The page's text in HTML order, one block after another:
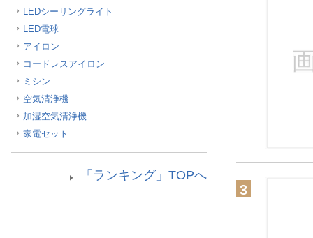
LEDシーリングライト
LED電球
アイロン
コードレスアイロン
ミシン
空気清浄機
加湿空気清浄機
家電セット
「ランキング」TOPへ
3